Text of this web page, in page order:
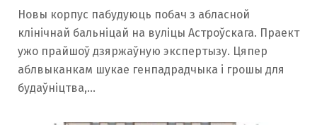
Новы корпус пабудуюць побач з абласной
клінічнай бальніцай на вуліцы Астроўскага. Праект
ужо прайшоў дзяржаўную экспертызу. Цяпер
аблвыканкам шукае генпадрадчыка і грошы для
будаўніцтва,…